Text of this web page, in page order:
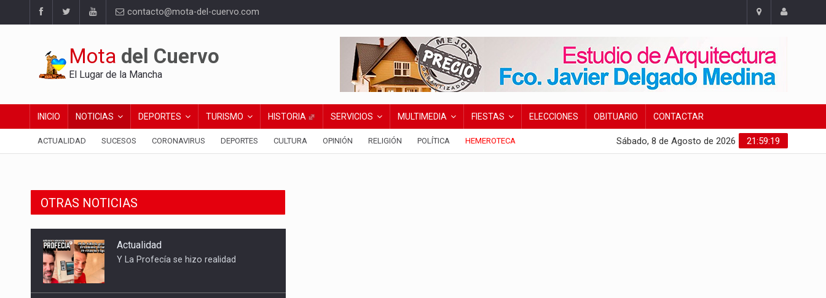
contacto@mota-del-cuervo.com
Mota del Cuervo
El Lugar de la Mancha
INICIO NOTICIAS DEPORTES TURISMO HISTORIA SERVICIOS MULTIMEDIA FIESTAS ELECCIONES OBITUARIO CONTACTAR
ACTUALIDAD SUCESOS CORONAVIRUS DEPORTES CULTURA OPINIÓN RELIGIÓN POLÍTICA HEMEROTECA 21:59:19
Sábado, 8 de Agosto de 2026
OTRAS NOTICIAS
Actualidad